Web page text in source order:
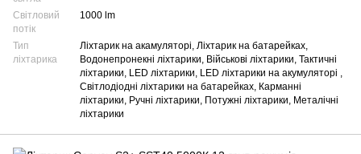
Світловий
потік
1000 lm
Тип
ліхтарика
Ліхтарик на акамуляторі, Ліхтарик на батарейках,
Водонепронекні ліхтарики, Військові ліхтарики, Тактичні
ліхтарики, LED ліхтарики, LED ліхтарики на акумуляторі ,
Світлодіодні ліхтарики на батарейках, Карманні
ліхтарики, Ручні ліхтарики, Потужні ліхтарики, Металічні
ліхтарики